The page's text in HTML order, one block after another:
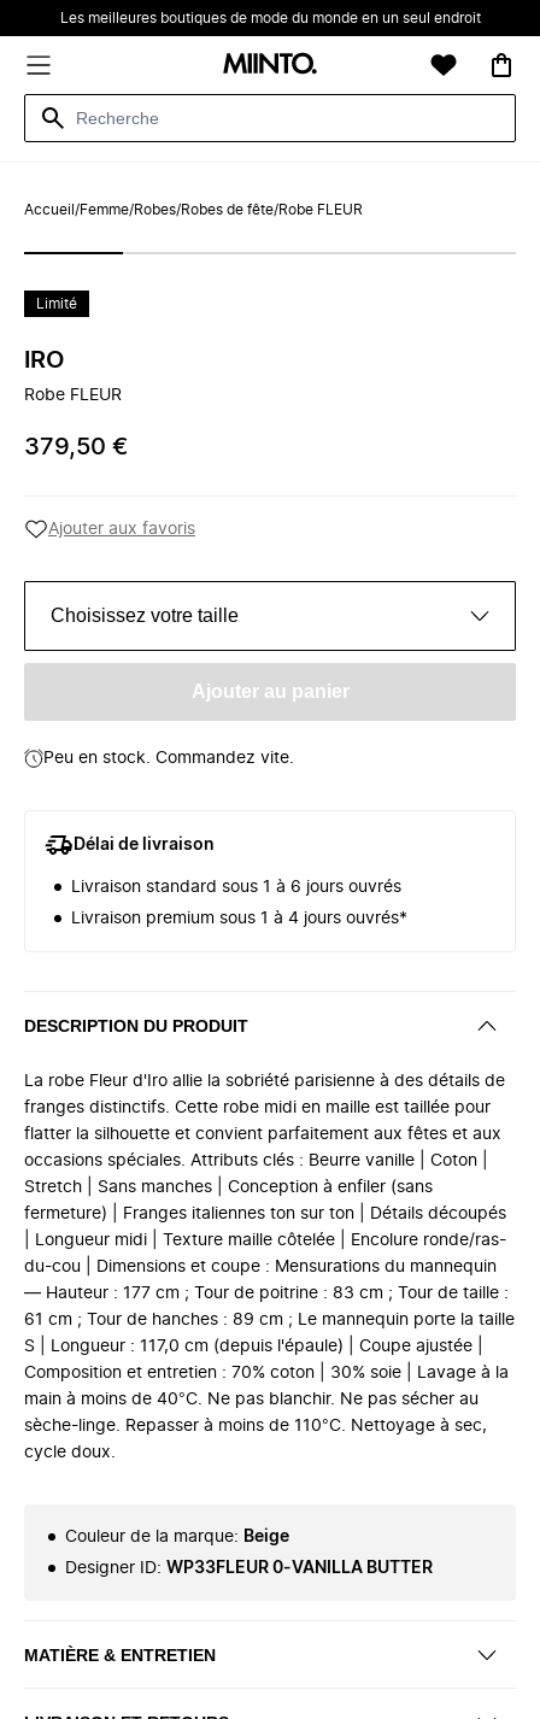
Les meilleures boutiques de mode du monde en un seul endroit
Accueil /Femme/Robes/Robes de fête/Robe FLEUR
Limité
IRO
Robe FLEUR
379,50 €
Ajouter aux favoris
Choisissez votre taille
Ajouter au panier
Peu en stock. Commandez vite.
Délai de livraison
Livraison standard sous 1 à 6 jours ouvrés
Livraison premium sous 1 à 4 jours ouvrés*
DESCRIPTION DU PRODUIT
La robe Fleur d'Iro allie la sobriété parisienne à des détails de
franges distinctifs. Cette robe midi en maille est taillée pour
flatter la silhouette et convient parfaitement aux fêtes et aux
occasions spéciales. Attributs clés : Beurre vanille | Coton |
Stretch | Sans manches | Conception à enfiler (sans
fermeture) | Franges italiennes ton sur ton | Détails découpés
| Longueur midi | Texture maille côtelée | Encolure ronde/ras-
du-cou | Dimensions et coupe : Mensurations du mannequin
— Hauteur : 177 cm ; Tour de poitrine : 83 cm ; Tour de taille :
61 cm ; Tour de hanches : 89 cm ; Le mannequin porte la taille
S | Longueur : 117,0 cm (depuis l'épaule) | Coupe ajustée |
Composition et entretien : 70% coton | 30% soie | Lavage à la
main à moins de 40°C. Ne pas blanchir. Ne pas sécher au
sèche-linge. Repasser à moins de 110°C. Nettoyage à sec,
cycle doux.
Couleur de la marque: Beige
Designer ID: WP33FLEUR 0-VANILLA BUTTER
MATIÈRE & ENTRETIEN